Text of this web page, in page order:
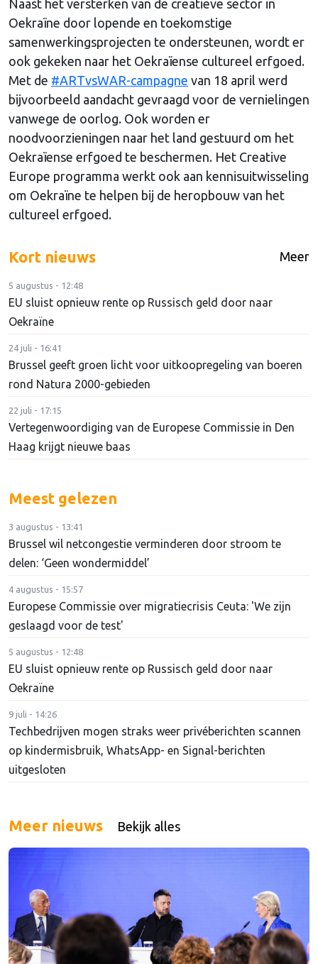
Naast het versterken van de creatieve sector in
Oekraïne door lopende en toekomstige
samenwerkingsprojecten te ondersteunen, wordt er
ook gekeken naar het Oekraïense cultureel erfgoed.
Met de #ARTvsWAR-campagne van 18 april werd
bijvoorbeeld aandacht gevraagd voor de vernielingen
vanwege de oorlog. Ook worden er
noodvoorzieningen naar het land gestuurd om het
Oekraïense erfgoed te beschermen. Het Creative
Europe programma werkt ook aan kennisuitwisseling
om Oekraïne te helpen bij de heropbouw van het
cultureel erfgoed.
Kort nieuws Meer
5 augustus - 12:48
EU sluist opnieuw rente op Russisch geld door naar
Oekraïne
24 juli - 16:41
Brussel geeft groen licht voor uitkoopregeling van boeren
rond Natura 2000-gebieden
22 juli - 17:15
Vertegenwoordiging van de Europese Commissie in Den
Haag krijgt nieuwe baas
Meest gelezen
3 augustus - 13:41
Brussel wil netcongestie verminderen door stroom te
delen: ‘Geen wondermiddel’
4 augustus - 15:57
Europese Commissie over migratiecrisis Ceuta: 'We zijn
geslaagd voor de test'
5 augustus - 12:48
EU sluist opnieuw rente op Russisch geld door naar
Oekraïne
9 juli - 14:26
Techbedrijven mogen straks weer privéberichten scannen
op kindermisbruik, WhatsApp- en Signal-berichten
uitgesloten
Meer nieuws Bekijk alles